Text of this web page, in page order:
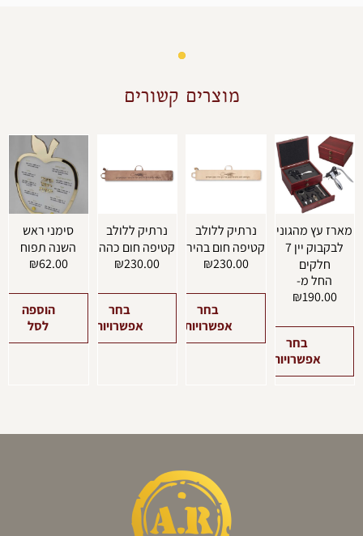
מוצרים קשורים
עץ מהגוני
לבקבוק יין 7
חלקים
החל מ-
₪190.00
בחר
אפשרויות
למוצר
זה
יש
מספר
סוגים.
לבחור
את
האפשרויות
בעמוד
המוצר
נרתיק ללולב
קטיפה חום בהיר
₪230.00
בחר
אפשרויות
יש
לבחור
את
האפשרויות
המוצר
נרתיק ללולב
קטיפה חום כהה
₪230.00
בחר
אפשרויות
יש
לבחור
את
האפשרויות
המוצר
סימני ראש
השנה תפוח
₪62.00
הוספה
לסל